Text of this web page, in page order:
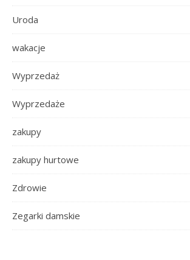
Uroda
wakacje
Wyprzedaż
Wyprzedaże
zakupy
zakupy hurtowe
Zdrowie
Zegarki damskie